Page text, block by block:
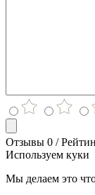
Отзывы 0 /
Используем куки
Мы делаем это